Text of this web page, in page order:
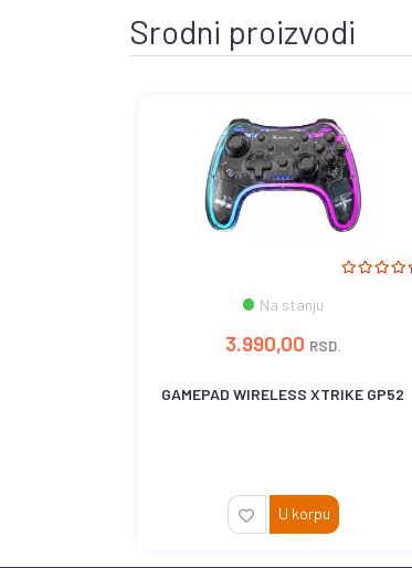
Srodni proizvodi
Na stanju
3.990,00 RSD.
GAMEPAD WIRELESS XTRIKE GP52
U korpu